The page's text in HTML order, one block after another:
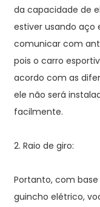
da capacidade de
estiver usando aço
comunicar com
pois o carro
acordo com as
ele não será
facilmente.
2. Raio de giro:
Portanto, com
guincho elétrico,